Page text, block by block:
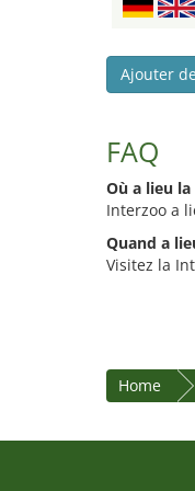
Ajouter
FAQ
Où a lieu
Interzoo a
Quand a
Visitez la
Home